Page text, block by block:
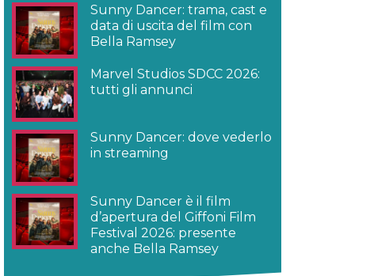
Sunny Dancer: trama, cast e
data di uscita del film con
Bella Ramsey
Marvel Studios SDCC 2026:
tutti gli annunci
Sunny Dancer: dove vederlo
in streaming
Sunny Dancer è il film
d’apertura del Giffoni Film
Festival 2026: presente
anche Bella Ramsey